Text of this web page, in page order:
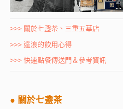
>>> 關於七盞茶、三重五華店
>>> 達浪的飲用心得
>>> 快速點餐傳送門＆參考資訊
● 關於七盞茶